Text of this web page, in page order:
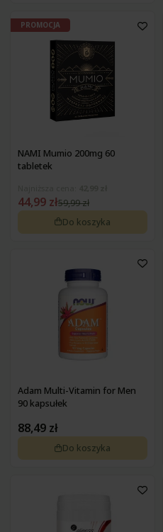
PROMOCJA
NAMI Mumio 200mg 60
tabletek
44,99 zł59,99 zł
Do koszyka
Adam Multi-Vitamin for Men
90 kapsułek
88,49 zł
Do koszyka